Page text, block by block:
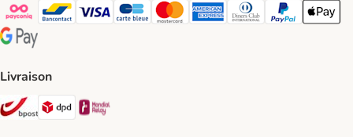
Payconiq Payment Method
bancontact Payment Method
Visa Payment Method
carte bleue Payment Method
Master card Payment Method
American express Payment
Diners club Payment
Paypal Payment
Apple
Google Pay Payment Method
Livraison
Bpost Shipping Method
DPD Shipping Method